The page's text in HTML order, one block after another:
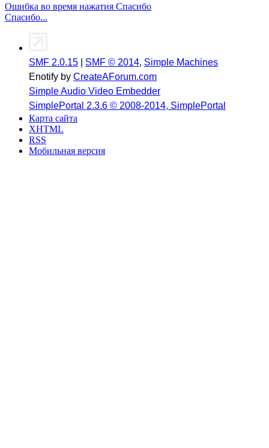
Ошибка во время нажатия Спасибо
Спасибо...
SMF 2.0.15 SMF © 2014, Simple Machines
Enotify by CreateAForum.com
Simple Audio Video Embedder
SimplePortal 2.3.6 © 2008-2014, SimplePortal
Карта сайта
XHTML
RSS
Мобильная версия